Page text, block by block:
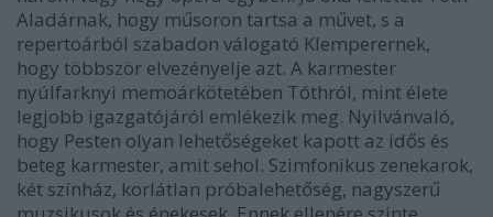
Aladárnak, hogy műsoron tartsa a művet, s a
repertoárból szabadon válogató Klemperernek,
hogy többször elvezényelje azt. A karmester
nyúlfarknyi memoárkötetében Tóthról, mint élete
legjobb igazgatójáról emlékezik meg. Nyilvánvaló,
hogy Pesten olyan lehetőségeket kapott az idős és
beteg karmester, amit sehol. Szimfonikus zenekarok,
két színház, korlátlan próbalehetőség, nagyszerű